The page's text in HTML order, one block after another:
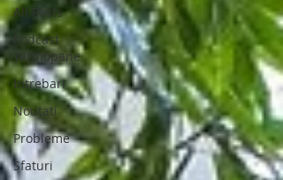
All Posts
Podcast
Termopane
Intrebari
Noutati
Probleme
Sfaturi